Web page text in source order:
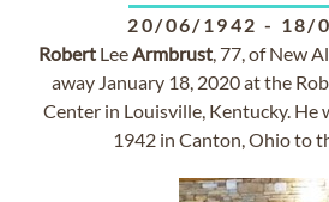
20/06/1942 - 18/
Robert LeeArmbrust, 77, of New
away January 18, 2020 at the
Center in Louisville, Kentucky. He
1942 in Canton, Ohio to